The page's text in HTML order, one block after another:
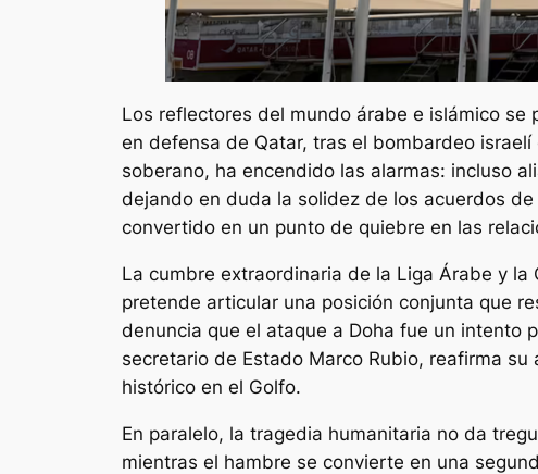
Los reflectores del mundo árabe e islámico
en defensa de Qatar, tras el bombardeo
soberano, ha encendido las alarmas: incluso
dejando en duda la solidez de los acuerdos
convertido en un punto de quiebre en las
La cumbre extraordinaria de la Liga Árabe y
pretende articular una posición conjunta que
denuncia que el ataque a Doha fue un intento
secretario de Estado Marco Rubio, reafirma
histórico en el Golfo.
En paralelo, la tragedia humanitaria no da
mientras el hambre se convierte en una